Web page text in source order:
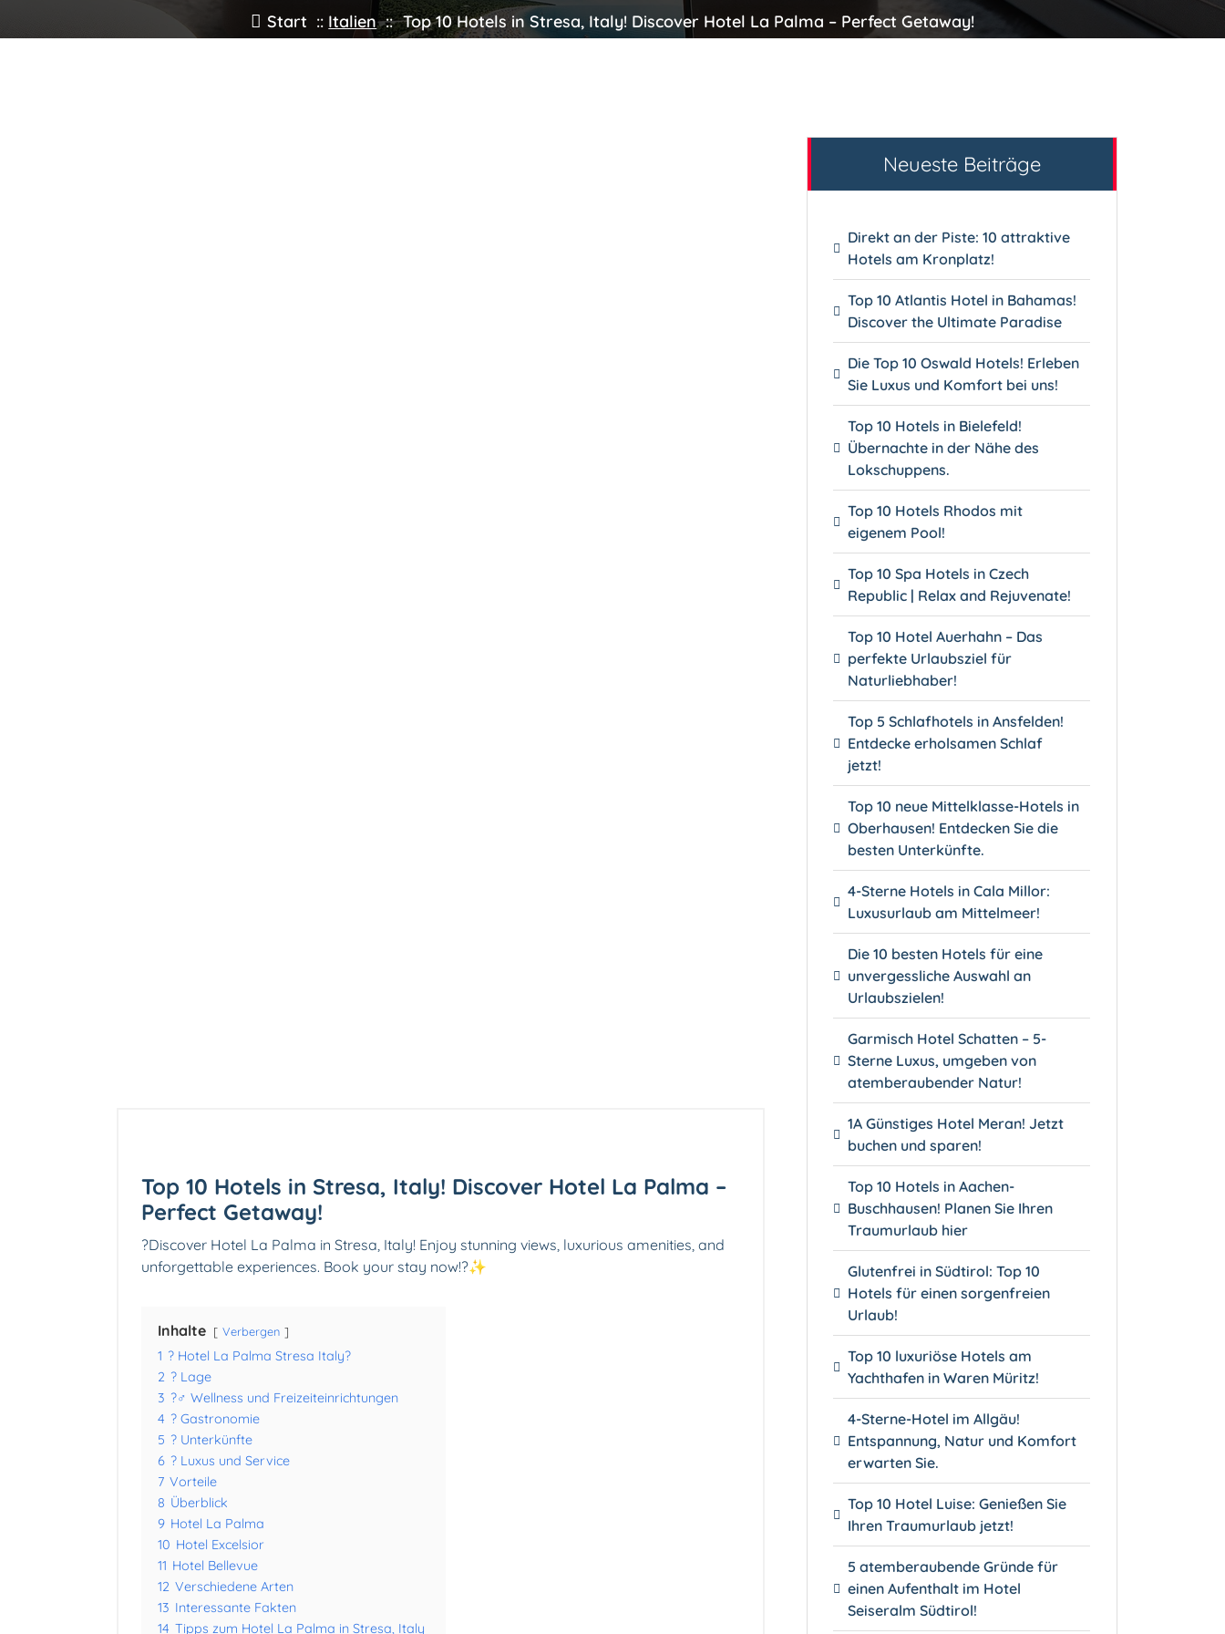
Start :: Italien:: Top 10 Hotels in Stresa, Italy! Discover Hotel La Palma – Perfect Getaway!
Top 10 Hotels in Stresa, Italy! Discover Hotel La Palma –
Perfect Getaway!
?Discover Hotel La Palma in Stresa, Italy! Enjoy stunning views, luxurious amenities, and
unforgettable experiences. Book your stay now!?✨
Inhalte Verbergen
1 ? Hotel La Palma Stresa Italy?
2 ? Lage
3 ?‍♂️ Wellness und Freizeiteinrichtungen
4 ?️ Gastronomie
5 ? Unterkünfte
6 ? Luxus und Service
7 Vorteile
8 Überblick
9 Hotel La Palma
10 Hotel Excelsior
11 Hotel Bellevue
12 Verschiedene Arten
13 Interessante Fakten
14 Tipps zum Hotel La Palma in Stresa, Italy
Neueste Beiträge
Direkt an der Piste: 10 attraktive
Hotels am Kronplatz!
Top 10 Atlantis Hotel in Bahamas!
Discover the Ultimate Paradise
Die Top 10 Oswald Hotels! Erleben
Sie Luxus und Komfort bei uns!
Top 10 Hotels in Bielefeld!
Übernachte in der Nähe des
Lokschuppens.
Top 10 Hotels Rhodos mit
eigenem Pool!
Top 10 Spa Hotels in Czech
Republic | Relax and Rejuvenate!
Top 10 Hotel Auerhahn – Das
perfekte Urlaubsziel für
Naturliebhaber!
Top 5 Schlafhotels in Ansfelden!
Entdecke erholsamen Schlaf
jetzt!
Top 10 neue Mittelklasse-Hotels in
Oberhausen! Entdecken Sie die
besten Unterkünfte.
4-Sterne Hotels in Cala Millor:
Luxusurlaub am Mittelmeer!
Die 10 besten Hotels für eine
unvergessliche Auswahl an
Urlaubszielen!
Garmisch Hotel Schatten – 5-
Sterne Luxus, umgeben von
atemberaubender Natur!
1A Günstiges Hotel Meran! Jetzt
buchen und sparen!
Top 10 Hotels in Aachen-
Buschhausen! Planen Sie Ihren
Traumurlaub hier
Glutenfrei in Südtirol: Top 10
Hotels für einen sorgenfreien
Urlaub!
Top 10 luxuriöse Hotels am
Yachthafen in Waren Müritz!
4-Sterne-Hotel im Allgäu!
Entspannung, Natur und Komfort
erwarten Sie.
Top 10 Hotel Luise: Genießen Sie
Ihren Traumurlaub jetzt!
5 atemberaubende Gründe für
einen Aufenthalt im Hotel
Seiseralm Südtirol!